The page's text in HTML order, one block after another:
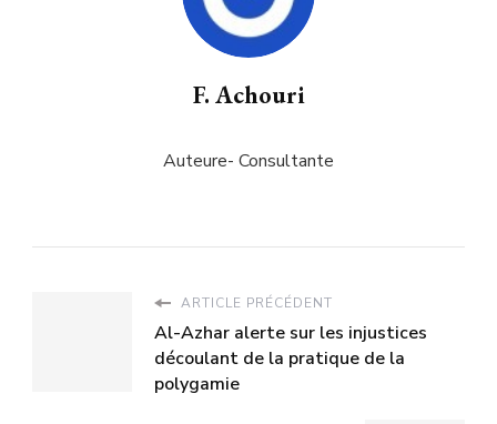
F. Achouri
Auteure- Consultante
ARTICLE PRÉCÉDENT
Al-Azhar alerte sur les injustices
découlant de la pratique de la
polygamie